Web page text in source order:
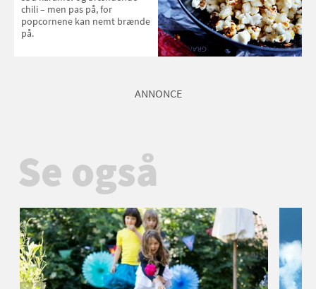
chili – men pas på, for
popcornene kan nemt brænde
på.
ANNONCE
Se også